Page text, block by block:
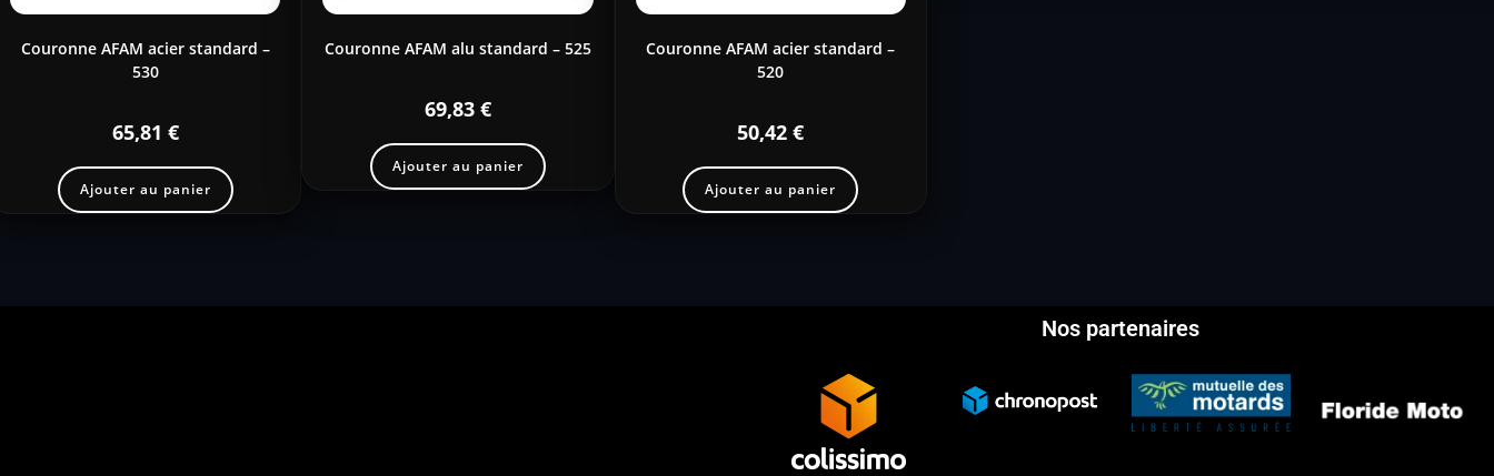
Couronne AFAM acier standard –
530
65,81 €
Ajouter au panier
Couronne AFAM alu standard – 525
69,83 €
Ajouter au panier
Couronne AFAM acier standard –
520
50,42€
Ajouter au panier
Nos partenaires